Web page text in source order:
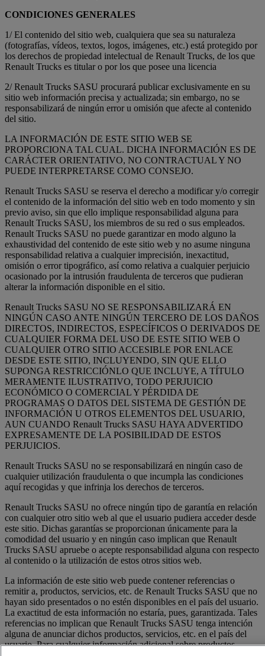
CONDICIONES GENERALES
1/ El contenido del sitio web, cualquiera que sea su naturaleza
(fotografías, vídeos, textos, logos, imágenes, etc.) está protegido por
los derechos de propiedad intelectual de Renault Trucks, de los que
Renault Trucks es titular o por los que posee una licencia
2/ Renault Trucks SASU procurará publicar exclusivamente en su
sitio web información precisa y actualizada; sin embargo, no se
responsabilizará de ningún error u omisión que afecte al contenido
del sitio.
LA INFORMACIÓN DE ESTE SITIO WEB SE
PROPORCIONA TAL CUAL. DICHA INFORMACIÓN ES DE
CARÁCTER ORIENTATIVO, NO CONTRACTUAL Y NO
PUEDE INTERPRETARSE COMO CONSEJO.
Renault Trucks SASU se reserva el derecho a modificar y/o corregir
el contenido de la información del sitio web en todo momento y sin
previo aviso, sin que ello implique responsabilidad alguna para
Renault Trucks SASU, los miembros de su red o sus empleados.
Renault Trucks SASU no puede garantizar en modo alguno la
exhaustividad del contenido de este sitio web y no asume ninguna
responsabilidad relativa a cualquier imprecisión, inexactitud,
omisión o error tipográfico, así como relativa a cualquier perjuicio
ocasionado por la intrusión fraudulenta de terceros que pudieran
alterar la información disponible en el sitio.
Renault Trucks SASU NO SE RESPONSABILIZARÁ EN
NINGÚN CASO ANTE NINGÚN TERCERO DE LOS DAÑOS
DIRECTOS, INDIRECTOS, ESPECÍFICOS O DERIVADOS DE
CUALQUIER FORMA DEL USO DE ESTE SITIO WEB O
CUALQUIER OTRO SITIO ACCESIBLE POR ENLACE
DESDE ESTE SITIO, INCLUYENDO, SIN QUE ELLO
SUPONGA RESTRICCIÓNLO QUE INCLUYE, A TÍTULO
MERAMENTE ILUSTRATIVO, TODO PERJUICIO
ECONÓMICO O COMERCIAL Y PÉRDIDA DE
PROGRAMAS O DATOS DEL SISTEMA DE GESTIÓN DE
INFORMACIÓN U OTROS ELEMENTOS DEL USUARIO,
AUN CUANDO Renault Trucks SASU HAYA ADVERTIDO
EXPRESAMENTE DE LA POSIBILIDAD DE ESTOS
PERJUICIOS.
Renault Trucks SASU no se responsabilizará en ningún caso de
cualquier utilización fraudulenta o que incumpla las condiciones
aquí recogidas y que infrinja los derechos de terceros.
Renault Trucks SASU no ofrece ningún tipo de garantía en relación
con cualquier otro sitio web al que el usuario pudiera acceder desde
este sitio. Dichas garantías se proporcionan únicamente para la
comodidad del usuario y en ningún caso implican que Renault
Trucks SASU apruebe o acepte responsabilidad alguna con respecto
al contenido o la utilización de estos otros sitios web.
La información de este sitio web puede contener referencias o
remitir a, productos, servicios, etc. de Renault Trucks SASU que no
hayan sido presentados o no estén disponibles en el país del usuario.
La exactitud de esta información no estaría, pues, garantizada. Tales
referencias no implican que Renault Trucks SASU tenga intención
alguna de anunciar dichos productos, servicios, etc. en el país del
usuario. Para cualquier información adicional sobre productos,